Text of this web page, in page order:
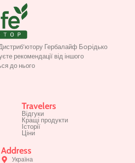
Гербалайф Бopідько
рекомендації від іншого
до нього
Travelers
Відгуки
Кращі продукти
Історії
Ціни
Address
Україна